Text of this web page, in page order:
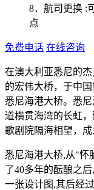
8．航司更换 :
点
免费电话 在线咨询
在澳大利亚悉尼的
的宏伟大桥，于中
悉尼海港大桥。悉
道横贯海湾的长虹
歌剧院隔海相望，成
悉尼海港大桥,从"怀
了40多年的酝酿之
一张设计图,其后经